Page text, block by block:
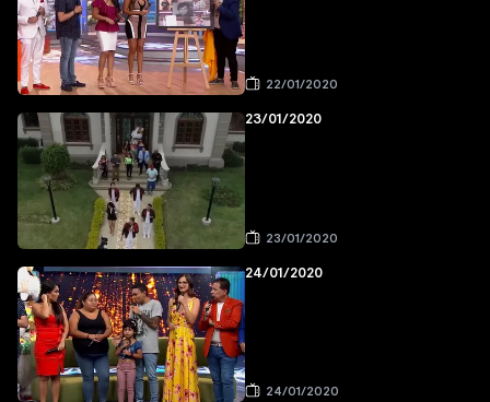
22/01/2020
23/01/2020
23/01/2020
24/01/2020
24/01/2020